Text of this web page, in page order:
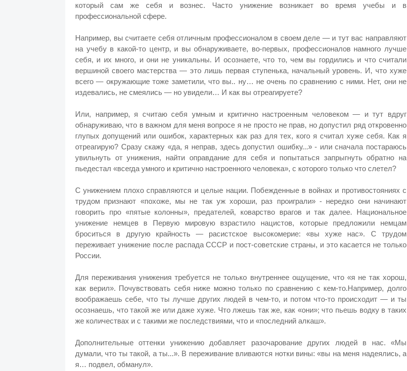
который сам же себя и вознес. Часто унижение возникает во время учебы и в
профессиональной сфере.
Например, вы считаете себя отличным профессионалом в своем деле — и тут вас направляют
на учебу в какой-то центр, и вы обнаруживаете, во-первых, профессионалов намного лучше
себя, и их много, и они не уникальны. И осознаете, что то, чем вы гордились и что считали
вершиной своего мастерства — это лишь первая ступенька, начальный уровень. И, что хуже
всего — окружающие тоже заметили, что вы.. ну… не очень по сравнению с ними. Нет, они не
издевались, не смеялись — но увидели… И как вы отреагируете?
Или, например, я считаю себя умным и критично настроенным человеком — и тут вдруг
обнаруживаю, что в важном для меня вопросе я не просто не прав, но допустил ряд откровенно
глупых допущений или ошибок, характерных как раз для тех, кого я считал хуже себя. Как я
отреагирую? Сразу скажу «да, я неправ, здесь допустил ошибку...» - или сначала постараюсь
увильнуть от унижения, найти оправдание для себя и попытаться запрыгнуть обратно на
пьедестал «всегда умного и критично настроенного человека», с которого только что слетел?
С унижением плохо справляются и целые нации. Побежденные в войнах и противостояниях с
трудом признают «похоже, мы не так уж хороши, раз проиграли» - нередко они начинают
говорить про «пятые колонны», предателей, коварство врагов и так далее. Национальное
унижение немцев в Первую мировую взрастило нацистов, которые предложили немцам
броситься в другую крайность — расистское высокомерие: «вы хуже нас». С трудом
переживает унижение после распада СССР и пост-советские страны, и это касается не только
России.
Для переживания унижения требуется не только внутреннее ощущение, что «я не так хорош,
как верил». Почувствовать себя ниже можно только по сравнению с кем-то.Например, долго
воображаешь себе, что ты лучше других людей в чем-то, и потом что-то происходит — и ты
осознаешь, что такой же или даже хуже. Что лжешь так же, как «они»; что пьешь водку в таких
же количествах и с такими же последствиями, что и «последний алкаш».
Дополнительные оттенки унижению добавляет разочарование других людей в нас. «Мы
думали, что ты такой, а ты...». В переживание вливаются нотки вины: «вы на меня надеялись, а
я… подвел, обманул».